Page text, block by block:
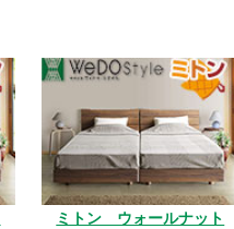
ミトン ウォールナット